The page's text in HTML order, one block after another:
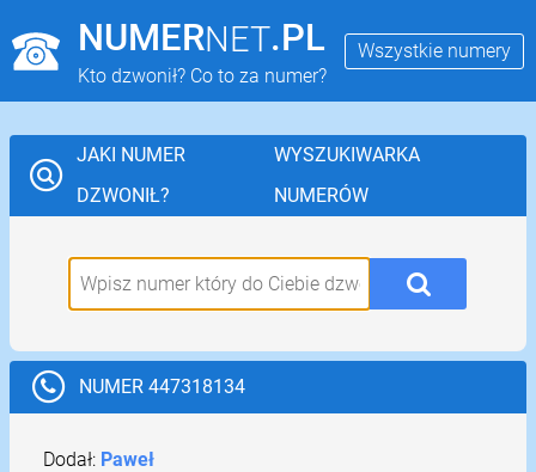
NUMERNET.PL
Kto dzwonił? Co to za numer?
Wszystkie numery
JAKI NUMER
DZWONIŁ?
WYSZUKIWARKA
NUMERÓW
NUMER 447318134
Dodał: Paweł